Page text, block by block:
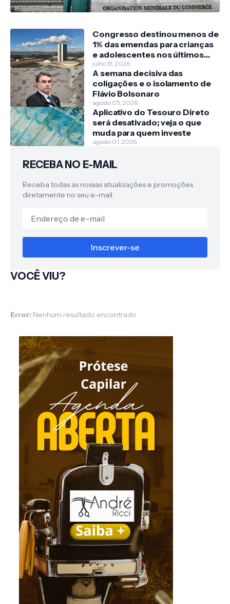
Congresso destinou menos de
1% das emendas para crianças
e adolescentes nos últimos
três anos
julho 31, 2026
A semana decisiva das
coligações e o isolamento de
Flávio Bolsonaro
agosto 05, 2026
Aplicativo do Tesouro Direto
será desativado; veja o que
muda para quem investe
agosto 01, 2026
RECEBA NO E-MAIL
Receba todas as nossas atualizações e promoções
diretamente no seu e-mail.
VOCÊ VIU?
Error: Nenhum resultado encontrado